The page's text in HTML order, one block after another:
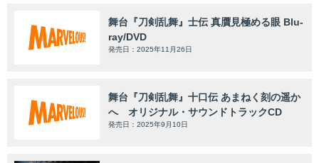
舞台『刀剣乱舞』士伝 真贋見極める眼 Blu-
ray/DVD
発売日：2025年11月26日
舞台『刀剣乱舞』十口伝 あまねく刻の遥か
へ オリジナル・サウンドトラックCD
発売日：2025年9月10日